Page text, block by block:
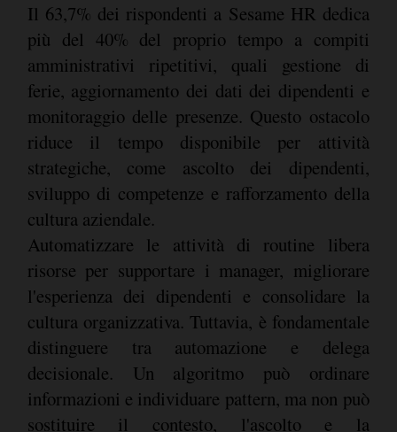
Il 63,7% dei rispondenti a Sesame HR dedica
più del 40% del proprio tempo a compiti
amministrativi ripetitivi, quali gestione di
ferie, aggiornamento dei dati dei dipendenti e
monitoraggio delle presenze. Questo ostacolo
riduce il tempo disponibile per attività
strategiche, come ascolto dei dipendenti,
sviluppo di competenze e rafforzamento della
cultura aziendale.
Automatizzare le attività di routine libera
risorse per supportare i manager, migliorare
l'esperienza dei dipendenti e consolidare la
cultura organizzativa. Tuttavia, è fondamentale
distinguere tra automazione e delega
decisionale. Un algoritmo può ordinare
informazioni e individuare pattern, ma non può
sostituire il contesto, l'ascolto e la